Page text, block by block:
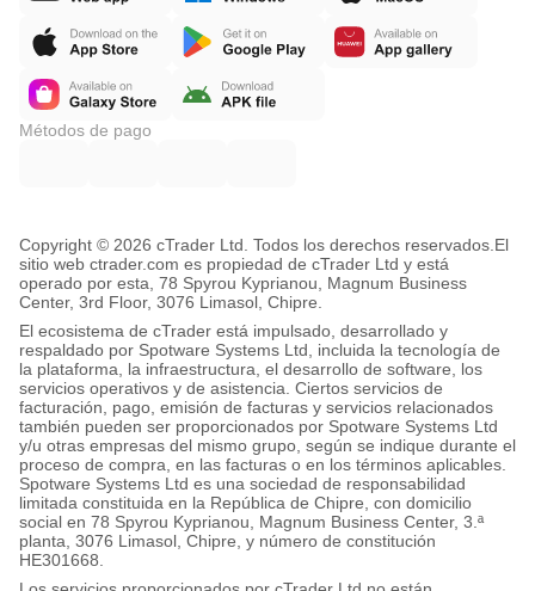
Métodos de pago
Copyright © 2026 cTrader Ltd. Todos los derechos reservados. El
sitio web ctrader.com es propiedad de cTrader Ltd y está
operado por esta, 78 Spyrou Kyprianou, Magnum Business
Center, 3rd Floor, 3076 Limasol, Chipre.
El ecosistema de cTrader está impulsado, desarrollado y
respaldado por Spotware Systems Ltd, incluida la tecnología de
la plataforma, la infraestructura, el desarrollo de software, los
servicios operativos y de asistencia. Ciertos servicios de
facturación, pago, emisión de facturas y servicios relacionados
también pueden ser proporcionados por Spotware Systems Ltd
y/u otras empresas del mismo grupo, según se indique durante el
proceso de compra, en las facturas o en los términos aplicables.
Spotware Systems Ltd es una sociedad de responsabilidad
limitada constituida en la República de Chipre, con domicilio
social en 78 Spyrou Kyprianou, Magnum Business Center, 3.ª
planta, 3076 Limasol, Chipre, y número de constitución
HE301668.